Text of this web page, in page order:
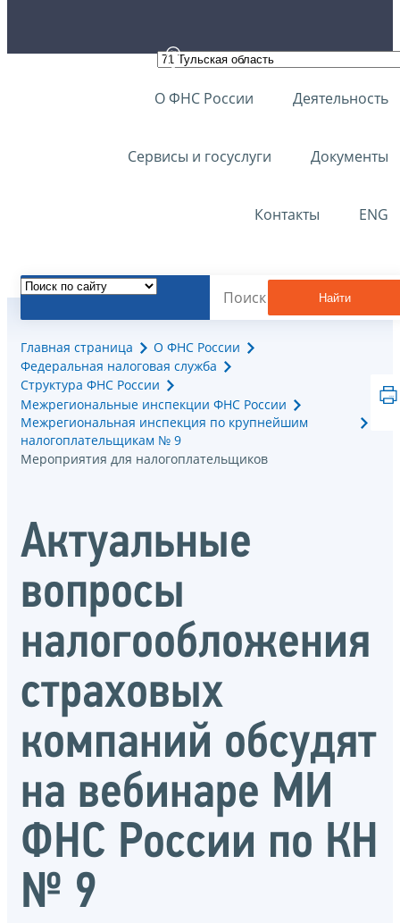
О ФНС России Деятельность
Сервисы и госуслуги Документы
Контакты ENG
Найти
Главная страница
О ФНС России
Федеральная налоговая служба
Структура ФНС России
Межрегиональные инспекции ФНС России
Межрегиональная инспекция по крупнейшим
налогоплательщикам № 9
Мероприятия для налогоплательщиков
Актуальные
вопросы
налогообложения
страховых
компаний обсудят
на вебинаре МИ
ФНС России по КН
№ 9